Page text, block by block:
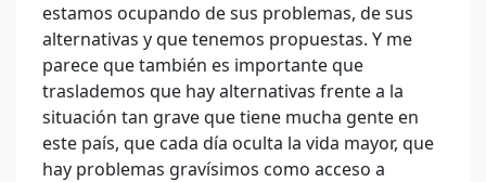
estamos ocupando de sus problemas, de sus
alternativas y que tenemos propuestas. Y me
parece que también es importante que
traslademos que hay alternativas frente a la
situación tan grave que tiene mucha gente en
este país, que cada día oculta la vida mayor, que
hay problemas gravísimos como acceso a